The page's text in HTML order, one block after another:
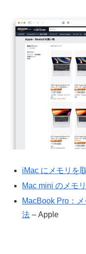
iMac にメモリを
Mac mini のメモ
MacBook Pro：
法 – Apple